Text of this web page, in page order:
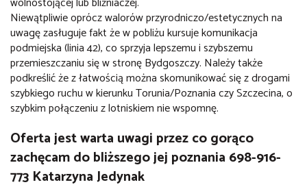
Niewątpliwie oprócz walorów przyrodniczo/estetycznych na
uwagę zasługuje fakt że w pobliżu kursuje komunikacja
podmiejska (linia 42), co sprzyja lepszemu i szybszemu
przemieszczaniu się w stronę Bydgoszczy. Należy także
podkreślić że z łatwością można skomunikować się z drogami
szybkiego ruchu w kierunku Torunia/Poznania czy Szczecina, o
szybkim połączeniu z lotniskiem nie wspomnę.
Oferta jest warta uwagi przez co gorąco
zachęcam do bliższego jej poznania 698-916-
773 Katarzyna Jedynak